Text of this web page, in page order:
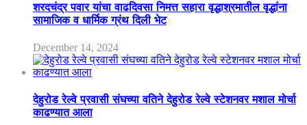
शरदचंद्र पवार यांचा वाढदिवसा निमत्त सहारा वृद्धाश्रमातील वृद्धांना
सामाजिक व धार्मिक ग्रंथ दिली भेट
December 14, 2024
देहुरोड रेल्वे प्रवासी संघच्या वतिने देहुरोड रेल्वे स्टेशनवर मशाल मोर्चा
काढण्यात आला